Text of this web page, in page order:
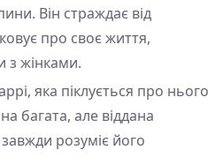
Він страждає від
про своє життя,
з жінками.
яка піклується про нього
багата, але віддана
завжди розуміє його